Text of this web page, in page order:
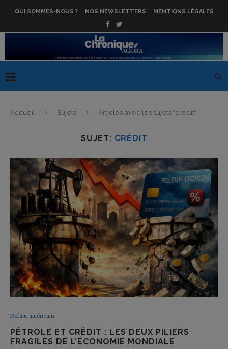
QUI SOMMES-NOUS ? NOS NEWSLETTERS MENTIONS LÉGALES
Accueil Sujets Articles avec les sujets "crédit"
SUJET: CRÉDIT
Defaut américain
PÉTROLE ET CRÉDIT : LES DEUX PILIERS
FRAGILES DE L’ÉCONOMIE MONDIALE